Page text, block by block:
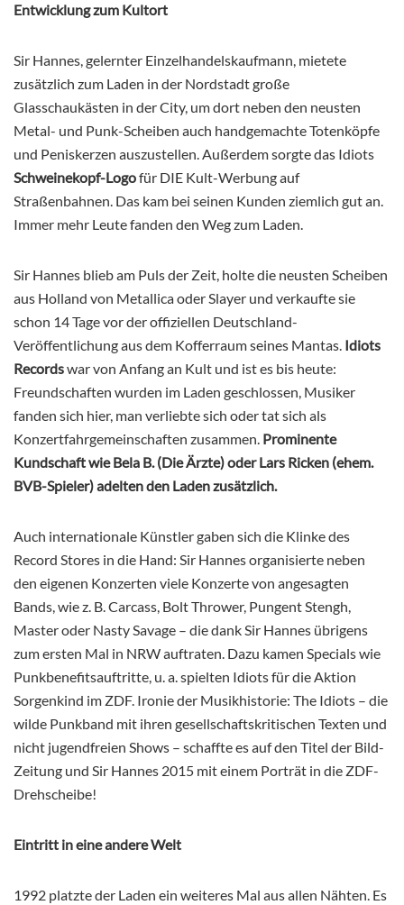
Entwicklung zum Kultort
Sir Hannes, gelernter Einzelhandelskaufmann, mietete
zusätzlich zum Laden in der Nordstadt große
Glasschaukästen in der City, um dort neben den neusten
Metal- und Punk-Scheiben auch handgemachte Totenköpfe
und Peniskerzen auszustellen. Außerdem sorgte das Idiots
Schweinekopf-Logofür DIE Kult-Werbung auf
Straßenbahnen. Das kam bei seinen Kunden ziemlich gut an.
Immer mehr Leute fanden den Weg zum Laden.
Sir Hannes blieb am Puls der Zeit, holte die neusten Scheiben
aus Holland von Metallica oder Slayer und verkaufte sie
schon 14 Tage vor der offiziellen Deutschland-
Veröffentlichung aus dem Kofferraum seines Mantas. Idiots
Recordswar von Anfang an Kult und ist es bis heute:
Freundschaften wurden im Laden geschlossen, Musiker
fanden sich hier, man verliebte sich oder tat sich als
Konzertfahrgemeinschaften zusammen. Prominente
Kundschaft wie Bela B. (Die Ärzte) oder Lars Ricken (ehem.
BVB-Spieler) adelten den Laden zusätzlich.
Auch internationale Künstler gaben sich die Klinke des
Record Stores in die Hand: Sir Hannes organisierte neben
den eigenen Konzerten viele Konzerte von angesagten
Bands, wie z. B. Carcass, Bolt Thrower, Pungent Stengh,
Master oder Nasty Savage – die dank Sir Hannes übrigens
zum ersten Mal in NRW auftraten. Dazu kamen Specials wie
Punkbenefitsauftritte, u. a. spielten Idiots für die Aktion
Sorgenkind im ZDF. Ironie der Musikhistorie: The Idiots – die
wilde Punkband mit ihren gesellschaftskritischen Texten und
nicht jugendfreien Shows – schaffte es auf den Titel der Bild-
Zeitung und Sir Hannes 2015 mit einem Porträt in die ZDF-
Drehscheibe!
Eintritt in eine andere Welt
1992 platzte der Laden ein weiteres Mal aus allen Nähten. Es